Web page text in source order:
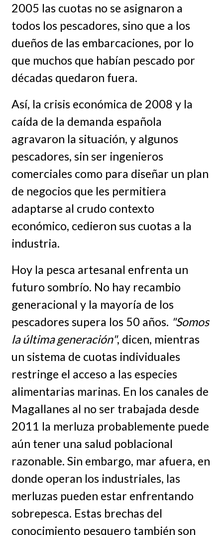
2005 las cuotas no se asignaron a
todos los pescadores, sino que a los
dueños de las embarcaciones, por lo
que muchos que habían pescado por
décadas quedaron fuera.
Así, la crisis económica de 2008 y la
caída de la demanda española
agravaron la situación, y algunos
pescadores, sin ser ingenieros
comerciales como para diseñar un plan
de negocios que les permitiera
adaptarse al crudo contexto
económico, cedieron sus cuotas a la
industria.
Hoy la pesca artesanal enfrenta un
futuro sombrío. No hay recambio
generacional y la mayoría de los
pescadores supera los 50 años. "Somos
la última generación", dicen, mientras
un sistema de cuotas individuales
restringe el acceso a las especies
alimentarias marinas. En los canales de
Magallanes al no ser trabajada desde
2011 la merluza probablemente puede
aún tener una salud poblacional
razonable. Sin embargo, mar afuera, en
donde operan los industriales, las
merluzas pueden estar enfrentando
sobrepesca. Estas brechas del
conocimiento pesquero también son